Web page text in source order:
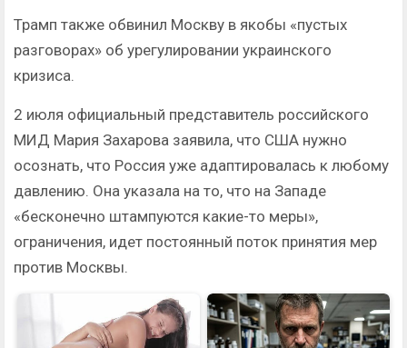
Трамп также обвинил Москву в якобы «пустых
разговорах» об урегулировании украинского
кризиса.
2 июля официальный представитель российского
МИД Мария Захарова заявила, что США нужно
осознать, что Россия уже адаптировалась к любому
давлению. Она указала на то, что на Западе
«бесконечно штампуются какие-то меры»,
ограничения, идет постоянный поток принятия мер
против Москвы.